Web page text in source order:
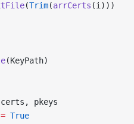
(Trim(arrCerts (i)))
(KeyPath)
certs, pkeys
= True